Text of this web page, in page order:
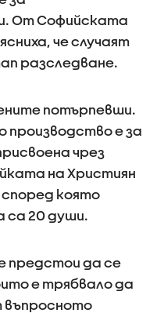
От Софийската
че случаят
разследване.
потърпевши.
производство е за
чрез
на Християн
която
са 20 души.
предстои да се
е трябвало да
въпросното